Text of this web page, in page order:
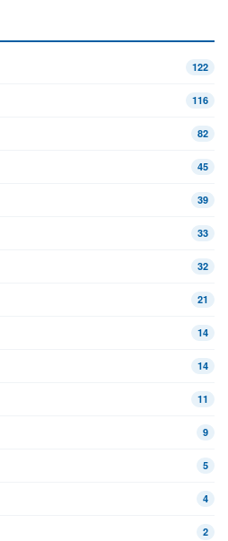
122
116
82
45
39
33
32
21
14
14
11
9
5
4
2